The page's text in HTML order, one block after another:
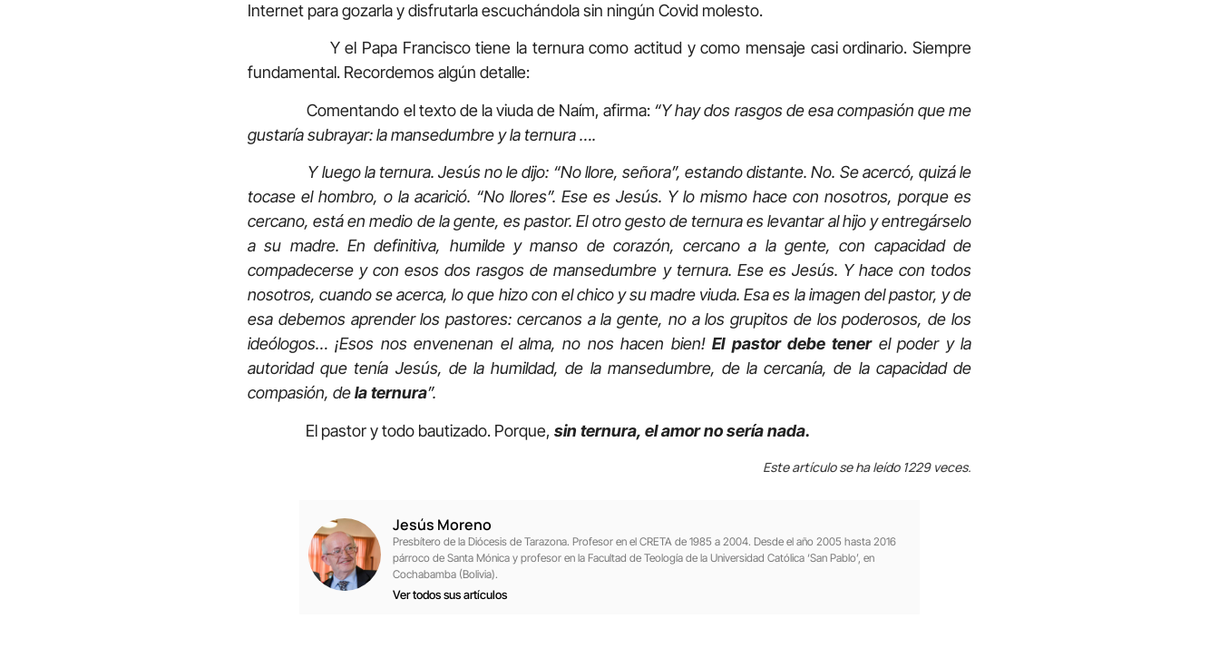
Internet para gozarla y disfrutarla escuchándola sin ningún Covid molesto.
Y el Papa Francisco tiene la ternura como actitud y como mensaje casi ordinario. Siempre
fundamental. Recordemos algún detalle:
Comentando el texto de la viuda de Naím, afirma: “Y hay dos rasgos de esa compasión que me
gustaría subrayar: la mansedumbre y la ternura ….
Y luego la ternura. Jesús no le dijo: “No llore, señora”, estando distante. No. Se acercó, quizá le
tocase el hombro, o la acarició. “No llores”. Ese es Jesús. Y lo mismo hace con nosotros, porque es
cercano, está en medio de la gente, es pastor. El otro gesto de ternura es levantar al hijo y entregárselo
a su madre. En definitiva, humilde y manso de corazón, cercano a la gente, con capacidad de
compadecerse y con esos dos rasgos de mansedumbre y ternura. Ese es Jesús. Y hace con todos
nosotros, cuando se acerca, lo que hizo con el chico y su madre viuda. Esa es la imagen del pastor, y de
esa debemos aprender los pastores: cercanos a la gente, no a los grupitos de los poderosos, de los
ideólogos… ¡Esos nos envenenan el alma, no nos hacen bien!El pastor debe tenerel poder y la
autoridad que tenía Jesús, de la humildad, de la mansedumbre, de la cercanía, de la capacidad de
compasión, dela ternura”.
El pastor y todo bautizado. Porque, sin ternura, el amor no sería nada.
Este artículo se ha leído 1229 veces.
Jesús Moreno
Presbítero de la Diócesis de Tarazona. Profesor en el CRETA de 1985 a 2004. Desde el año 2005 hasta 2016
párroco de Santa Mónica y profesor en la Facultad de Teología de la Universidad Católica ‘San Pablo’, en
Cochabamba (Bolivia).
Ver todos sus artículos